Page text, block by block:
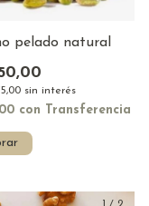
pelado natural
sin interés
con Transferencia